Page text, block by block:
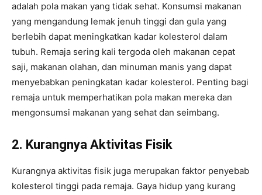
adalah pola makan yang tidak sehat. Konsumsi makanan
yang mengandung lemak jenuh tinggi dan gula yang
berlebih dapat meningkatkan kadar kolesterol dalam
tubuh. Remaja sering kali tergoda oleh makanan cepat
saji, makanan olahan, dan minuman manis yang dapat
menyebabkan peningkatan kadar kolesterol. Penting bagi
remaja untuk memperhatikan pola makan mereka dan
mengonsumsi makanan yang sehat dan seimbang.
2. Kurangnya Aktivitas Fisik
Kurangnya aktivitas fisik juga merupakan faktor penyebab
kolesterol tinggi pada remaja. Gaya hidup yang kurang